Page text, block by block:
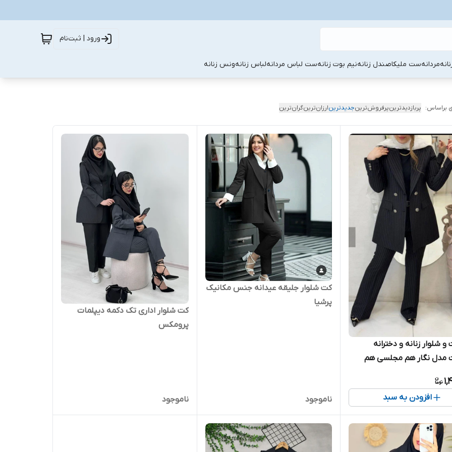
ورود | ثبت‌نام
مردانهست ملیکاصندل زنانهنیم بوت زنانهست لباس مردانهلباس زنانهونس زنانه
براساس: پربازدیدترینپرفروش‌ترینجدیدترینارزان‌ترینگران‌ترین
زنانه و دخترانه
مدل نگار هم مجلسی هم
افزودن به سبد
کت شلوار جلیقه عیدانه جنس مکانیک
پرشیا
ناموجود
کت شلوار اداری تک دکمه دیپلمات
پرومکس
ناموجود